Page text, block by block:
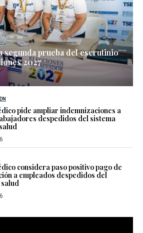
segunda prueba del escrutinio
2027
pide ampliar indemnizaciones a
despedidos del sistema
considera paso positivo pago de
a empleados despedidos del